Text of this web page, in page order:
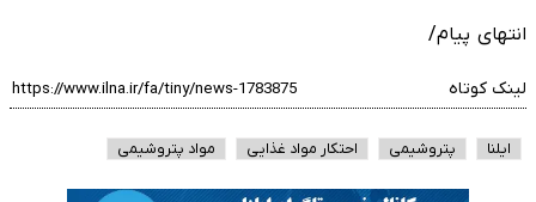
انتهای پیام/
لینک کوتاه
ایلنا پتروشیمی احتکار مواد غذایی مواد پتروشیمی